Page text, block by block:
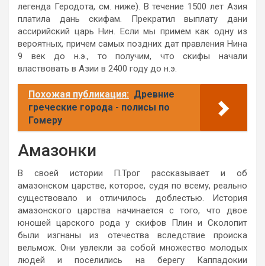
легенда Геродота, см. ниже). В течение 1500 лет Азия
платила дань скифам. Прекратил выплату дани
ассирийский царь Нин. Если мы примем как одну из
вероятных, причем самых поздних дат правления Нина
9 век до н.э., то получим, что скифы начали
властвовать в Азии в 2400 году до н.э.
Похожая публикация: Древние
греческие города - полисы по
Гомеру
Амазонки
В своей истории П.Трог рассказывает и об
амазонском царстве, которое, судя по всему, реально
существовало и отличилось доблестью. История
амазонского царства начинается с того, что двое
юношей царского рода у скифов Плин и Сколопит
были изгнаны из отечества вследствие происка
вельмож. Они увлекли за собой множество молодых
людей и поселились на берегу Каппадокии